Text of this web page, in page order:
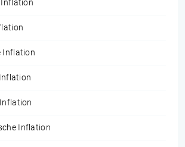
Inflation
Inflation
Inflation